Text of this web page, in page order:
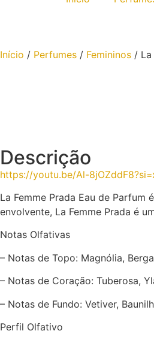
Início / Perfumes / Femininos / La
Descrição
https://youtu.be/Al-
La Femme Prada Eau de
envolvente, La Femme Prada é
Notas Olfativas
– Notas de Topo: Magnólia,
– Notas de Coração: Tuberosa,
– Notas de Fundo: Vetiver,
Perfil Olfativo